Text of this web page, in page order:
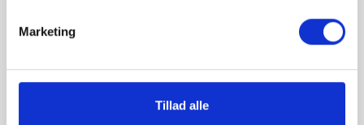
Marketing
Tillad alle